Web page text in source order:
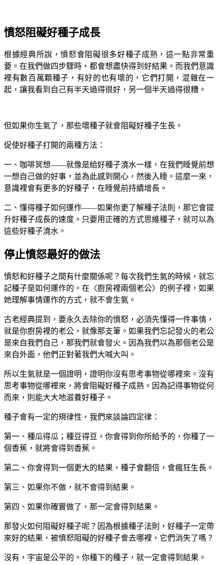
憤怒阻礙好種子成長
根據經典所說，憤怒會阻礙很多好種子成熟，這一點非常重
要。在我們做四步驟時，都會想盡快得到好結果。而我們意識
裡有數百萬顆種子，有好的也有壞的，它們打開，混雜在一
起，讓我看到自己有半天過得很好，另一個半天過得很糟。
但如果你生氣了，那些壞種子就會阻礙好種子生長。
促使好種子打開的兩種方法：
一、咖啡冥想——就像是給好種子澆水一樣，在我們睡覺前想
一想自己做的好事，並為此感到開心，然後入睡。這麼一來，
意識裡會有更多的好種子，在睡覺前持續增長。
二、懂得種子如何運作——如果你更了解種子法則，那它會提
升好種子成長的速度。只要用正確的方式思維種子，就可以為
這些好種子澆水。
停止憤怒最好的做法
憤怒和好種子之間有什麼關係呢？每次我們生氣的時候，就忘
記種子是如何運作的。在〈廚房裡兩個老公〉的例子裡，如果
她理解事情運作的方式，就不會生氣。
古老經典提到，要永久去除你的憤怒，必須先懂得一件事情，
就是你廚房裡的老公，就像那支筆。如果我們忘記發火的老公
是來自我們自己，那我們就會發火。因為我們以為那個老公是
來自外面，他們正對著我們大喊大叫。
所以生氣就是一個證明，證明你沒有思考事物從哪裡來。沒有
思考事物從哪裡來，將會阻礙好種子成熟。因為記得事物從何
而來，則能大大地滋養好種子。
種子會有一定的規律性，我們來談論四定律：
第一、種瓜得瓜；種豆得豆。你會得到你所給予的，你種了一
個香蕉，就將會得到香蕉。
第二、你會得到一個更大的結果，種子會翻倍，會瘋狂生長。
第三、如果你不做，就不會得到結果。
第四、如果你確實做了，那一定會得到結果。
那發火如何阻礙好種子呢？因為根據種子法則，好種子一定帶
來好的結果，被憤怒阻礙的好種子會去哪裡，它們消失了嗎？
沒有，宇宙是公平的。你種下的種子，就一定會得到結果。